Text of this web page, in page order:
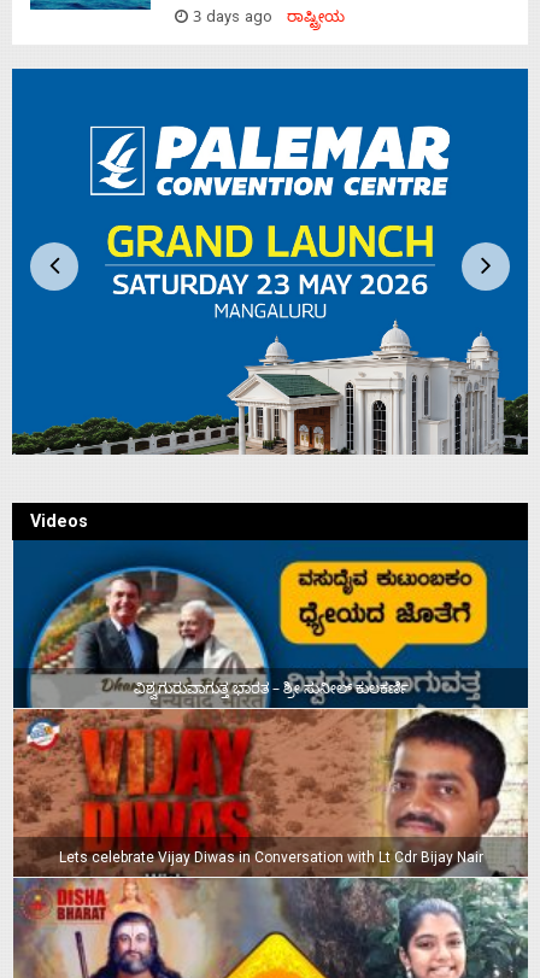
3 days ago ರಾಷ್ಟ್ರೀಯ
Videos
ವಿಶ್ವಗುರುವಾಗುತ್ತ ಭಾರತ – ಶ್ರೀ ಸುನೀಲ್‌ ಕುಲಕರ್ಣಿ
Lets celebrate Vijay Diwas in Conversation with Lt Cdr Bijay Nair